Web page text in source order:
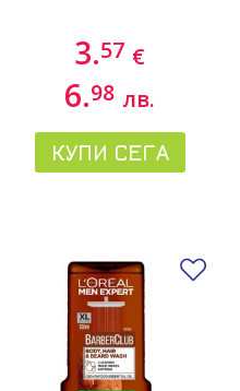
3.57 €
6.98 лв.
КУПИ СЕГА
Добави в любими